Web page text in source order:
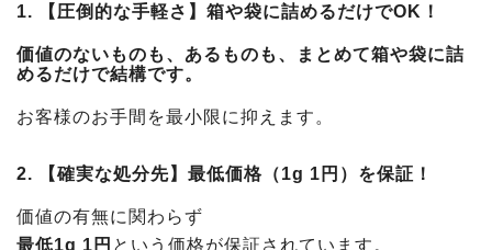
1. 【圧倒的な手軽さ】箱や袋に詰めるだけでOK！
価値のないものも、あるものも、まとめて箱や袋に詰
めるだけで結構です。
お客様のお手間を最小限に抑えます。
2. 【確実な処分先】最低価格（1g 1円）を保証！
価値の有無に関わらず
最低1g 1円 という価格が保証されています。